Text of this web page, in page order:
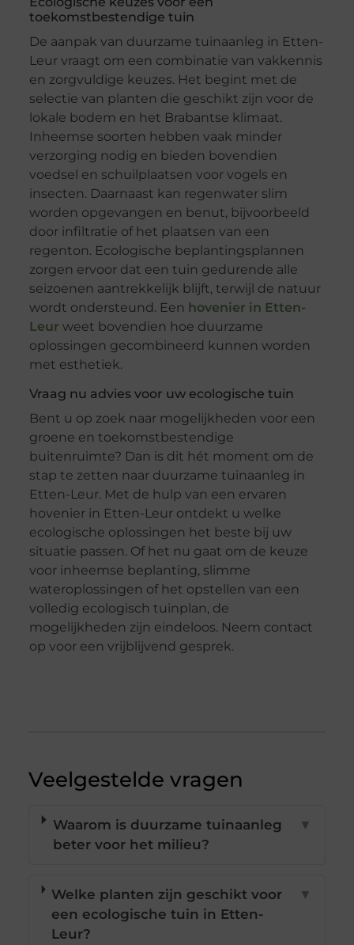
toekomstbestendige tuin
De aanpak van duurzame tuinaanleg in Etten-
Leur vraagt om een combinatie van vakkennis
en zorgvuldige keuzes. Het begint met de
selectie van planten die geschikt zijn voor de
lokale bodem en het Brabantse klimaat.
Inheemse soorten hebben vaak minder
verzorging nodig en bieden bovendien
voedsel en schuilplaatsen voor vogels en
insecten. Daarnaast kan regenwater slim
worden opgevangen en benut, bijvoorbeeld
door infiltratie of het plaatsen van een
regenton. Ecologische beplantingsplannen
zorgen ervoor dat een tuin gedurende alle
seizoenen aantrekkelijk blijft, terwijl de natuur
wordt ondersteund. Een hovenier in Etten-
Leur weet bovendien hoe duurzame
oplossingen gecombineerd kunnen worden
met esthetiek.
Vraag nu advies voor uw ecologische tuin
Bent u op zoek naar mogelijkheden voor een
groene en toekomstbestendige
buitenruimte? Dan is dit hét moment om de
stap te zetten naar duurzame tuinaanleg in
Etten-Leur. Met de hulp van een ervaren
hovenier in Etten-Leur ontdekt u welke
ecologische oplossingen het beste bij uw
situatie passen. Of het nu gaat om de keuze
voor inheemse beplanting, slimme
wateroplossingen of het opstellen van een
volledig ecologisch tuinplan, de
mogelijkheden zijn eindeloos. Neem contact
op voor een vrijblijvend gesprek.
Veelgestelde vragen
Waarom is duurzame tuinaanleg
beter voor het milieu?
▼
Welke planten zijn geschikt voor
een ecologische tuin in Etten-
Leur?
▼